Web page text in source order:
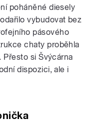
poháněné diesely
vybudovat bez
pásového
chaty proběhla
si Švýcárna
dispozici, ale i